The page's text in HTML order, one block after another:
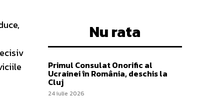
Nu rata
Primul Consulat Onorific al
Ucrainei în România, deschis la
Cluj
24 iulie 2026